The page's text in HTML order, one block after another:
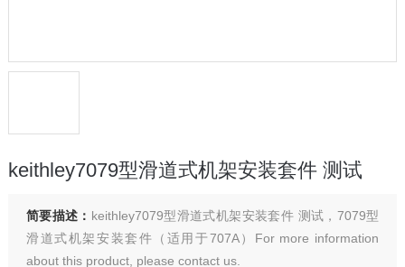
keithley7079型滑道式机架安装套件 测试
简要描述： keithley7079型滑道式机架安装套件 测试，7079型
滑道式机架安装套件（适用于707A）For more information
about this product, please contact us.